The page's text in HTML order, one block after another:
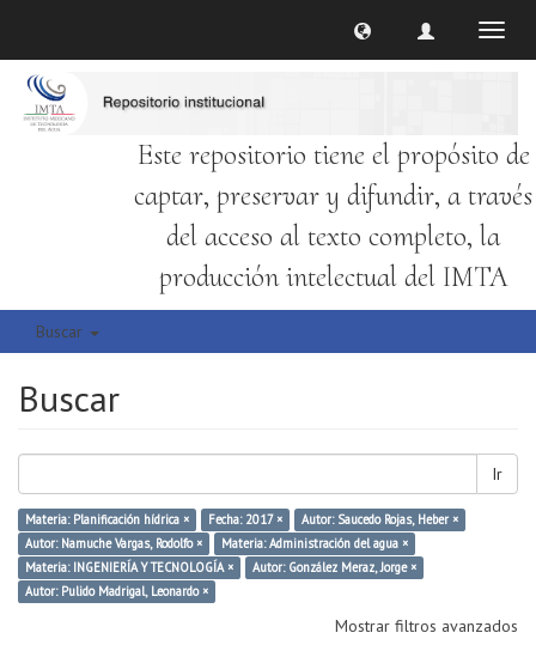
Este repositorio tiene el propósito de
captar, preservar y difundir, a través
del acceso al texto completo, la
producción intelectual del IMTA
Buscar
Buscar
Ir
Materia: Planificación hídrica × Fecha: 2017 ×
Autor: Saucedo Rojas, Heber ×
Autor: Namuche Vargas, Rodolfo ×
Materia: Administración del agua ×
Materia: INGENIERÍA Y TECNOLOGÍA ×
Autor: González Meraz, Jorge ×
Autor: Pulido Madrigal, Leonardo ×
Mostrar filtros avanzados